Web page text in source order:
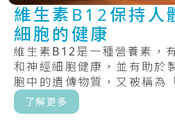
維生素B12保持人
細胞的健康
維生素B12是一種營養素，
和神經細胞健康，並有助於
胞中的遺傳物質，又被稱為
具.....
了解更多